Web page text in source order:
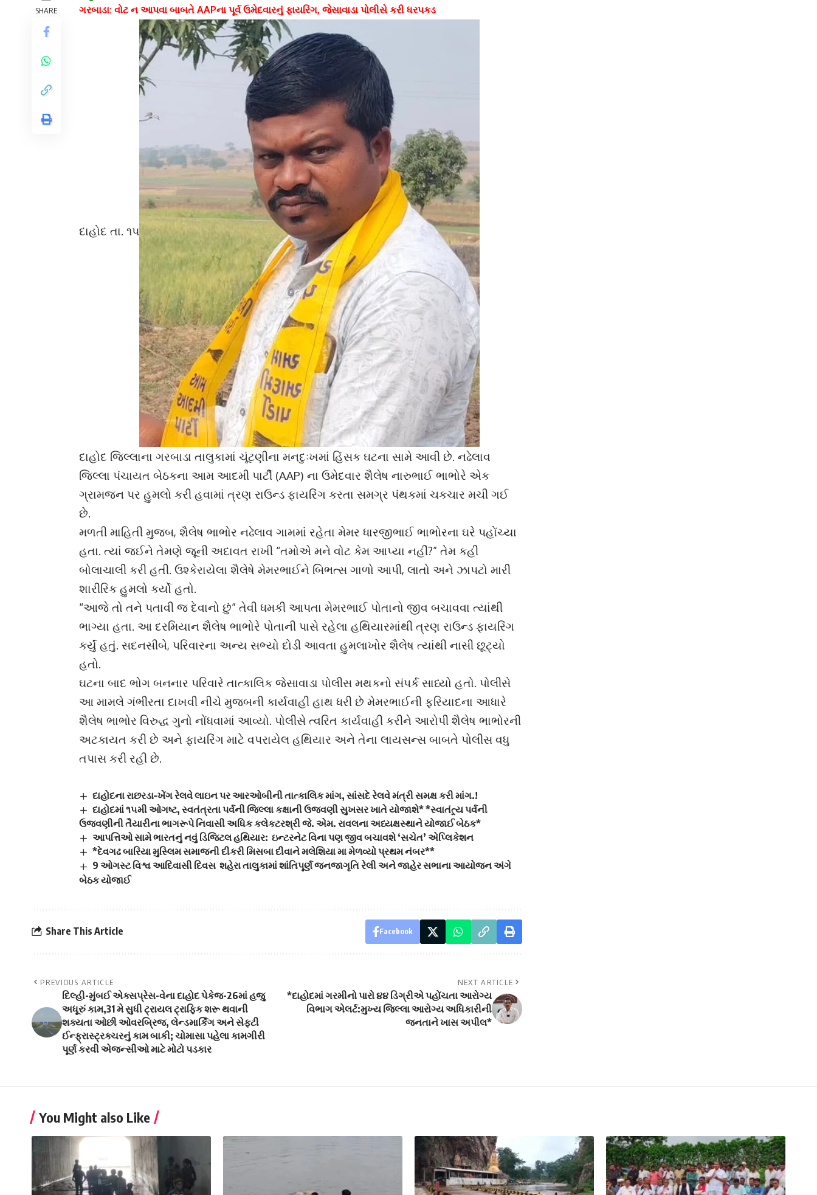
SHARE
ગરબાડા: વોટ ન આપવા બાબતે AAPના પૂર્વ ઉમેદવારનું ફાયરિંગ, જેસાવાડા પોલીસે કરી ધરપકડ
દાહોદ તા. ૧૫
દાહોદ જિલ્લાના ગરબાડા તાલુકામાં ચૂંટણીના મનદુઃખમાં હિંસક ઘટના સામે આવી છે. નઢેલાવ
જિલ્લા પંચાયત બેઠકના આમ આદમી પાર્ટી (AAP) ના ઉમેદવાર શૈલેષ નારુભાઈ ભાભોરે એક
ગ્રામજન પર હુમલો કરી હવામાં ત્રણ રાઉન્ડ ફાયરિંગ કરતા સમગ્ર પંથકમાં ચકચાર મચી ગઈ
છે.
મળતી માહિતી મુજબ, શૈલેષ ભાભોર નઢેલાવ ગામમાં રહેતા મેમર ધારજીભાઈ ભાભોરના ઘરે પહોંચ્યા
હતા. ત્યાં જઈને તેમણે જૂની અદાવત રાખી “તમોએ મને વોટ કેમ આપ્યા નહીં?” તેમ કહી
બોલાચાલી કરી હતી. ઉશ્કેરાયેલા શૈલેષે મેમરભાઈને બિભત્સ ગાળો આપી, લાતો અને ઝાપટો મારી
શારીરિક હુમલો કર્યો હતો.
“આજે તો તને પતાવી જ દેવાનો છું” તેવી ધમકી આપતા મેમરભાઈ પોતાનો જીવ બચાવવા ત્યાંથી
ભાગ્યા હતા. આ દરમિયાન શૈલેષ ભાભોરે પોતાની પાસે રહેલા હથિયારમાંથી ત્રણ રાઉન્ડ ફાયરિંગ
કર્યું હતું. સદનસીબે, પરિવારના અન્ય સભ્યો દોડી આવતા હુમલાખોર શૈલેષ ત્યાંથી નાસી છૂટ્યો
હતો.
ઘટના બાદ ભોગ બનનાર પરિવારે તાત્કાલિક જેસાવાડા પોલીસ મથકનો સંપર્ક સાધ્યો હતો. પોલીસે
આ મામલે ગંભીરતા દાખવી નીચે મુજબની કાર્યવાહી હાથ ધરી છે મેમરભાઈની ફરિયાદના આધારે
શૈલેષ ભાભોર વિરુદ્ધ ગુનો નોંધવામાં આવ્યો. પોલીસે ત્વરિત કાર્યવાહી કરીને આરોપી શૈલેષ ભાભોરની
અટકાયત કરી છે અને ફાયરિંગ માટે વપરાયેલ હથિયાર અને તેના લાયસન્સ બાબતે પોલીસ વધુ
તપાસ કરી રહી છે.
દાહોદના રાછરડા–ખેંગ રેલવે લાઇન પર આરઓબીની તાત્કાલિક માંગ, સાંસદે રેલવે મંત્રી સમક્ષ કરી માંગ.!
દાહોદમાં ૧૫મી ઓગષ્ટ, સ્વતંત્રતા પર્વની જિલ્લા કક્ષાની ઉજવણી સુખસર ખાતે યોજાશે* *સ્વાતંત્ર્ય પર્વની
ઉજવણીની તૈયારીના ભાગરૂપે નિવાસી અધિક કલેકટરશ્રી જે. એમ. રાવલના અધ્યક્ષસ્થાને યોજાઈ બેઠક*
આપત્તિઓ સામે ભારતનું નવું ડિજિટલ હથિયાર: ઇન્ટરનેટ વિના પણ જીવ બચાવશે ‘સચેત’ એપ્લિકેશન
*દેવગઢ બારિયા મુસ્લિમ સમાજની દીકરી મિસબા દીવાને મલેશિયા મા મેળવ્યો પ્રથમ નંબર**
9 ઓગસ્ટ વિશ્વ આદિવાસી દિવસ શહેરા તાલુકામાં શાંતિપૂર્ણ જનજાગૃતિ રેલી અને જાહેર સભાના આયોજન અંગે
બેઠક યોજાઈ
Share This Article Facebook
PREVIOUS ARTICLE
દિલ્હી-મુંબઈ એક્સપ્રેસ-વેના દાહોદ પેકેજ-26માં હજુ
અધૂરું કામ,31 મે સુધી ટ્રાયલ ટ્રાફિક શરૂ થવાની
શક્યતા ઓછી ઓવરબ્રિજ, લેન્ડમાર્કિંગ અને સેફટી
ઈન્ફ્રાસ્ટ્રક્ચરનું કામ બાકી; ચોમાસા પહેલા કામગીરી
પૂર્ણ કરવી એજન્સીઓ માટે મોટો પડકાર
NEXT ARTICLE
*દાહોદમાં ગરમીનો પારો ૪૪ ડિગ્રીએ પહોંચતા આરોગ્ય
વિભાગ એલર્ટ:મુખ્ય જિલ્લા આરોગ્ય અધિકારીની
જનતાને ખાસ અપીલ*
You Might also Like